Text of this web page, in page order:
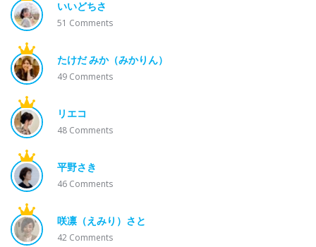
いいどちさ
51 Comments
たけだ みか（みかりん）
49 Comments
リエコ
48 Comments
平野さき
46 Comments
咲凛（えみり）さと
42 Comments